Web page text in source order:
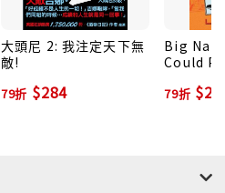
大頭尼 2: 我注定天下無
敵!
79折 $284
Big
Could
79折